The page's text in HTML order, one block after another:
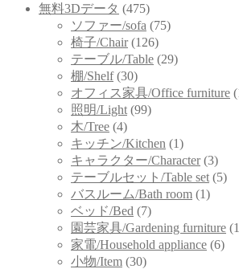
無料3Dデータ (475)
ソファー/sofa (75)
椅子/Chair (126)
テーブル/Table (29)
棚/Shelf (30)
オフィス家具/Office furniture
照明/Light (99)
木/Tree (4)
キッチン/Kitchen (1)
キャラクター/Character (3)
テーブルセット/Table set (5)
バスルーム/Bath room (1)
ベッド/Bed (7)
園芸家具/Gardening furniture
家電/Household appliance (6)
小物/Item (30)